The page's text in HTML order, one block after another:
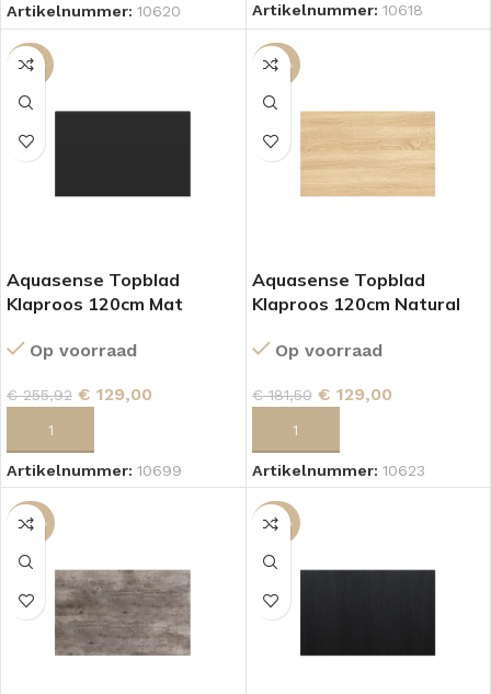
Artikelnummer: 10620 Artikelnummer: 10618
-50%
Aquasense Topblad
Klaproos 120cm Mat
Op voorraad
€255,92 € 129,00
Artikelnummer: 10699
-29%
Aquasense Topblad
Klaproos 120cm Natural
Op voorraad
€181,50 € 129,00
Artikelnummer: 10623
-29% -29%